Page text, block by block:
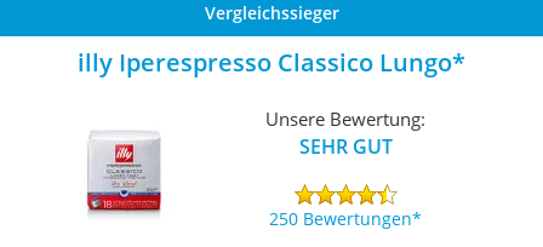
Vergleichssieger
illy Iperespresso Classico Lungo
Unsere Bewertung:
SEHR GUT
250 Bewertungen